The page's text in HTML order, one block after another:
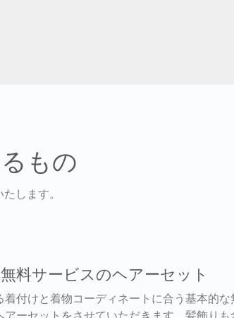
もの
します。
料サービスのヘアーセット
着付けと着物コーディネートに合う基本的な